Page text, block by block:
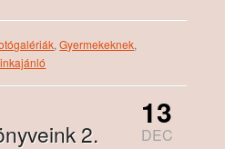
,Gyermekeknek,
2.
13
DEC